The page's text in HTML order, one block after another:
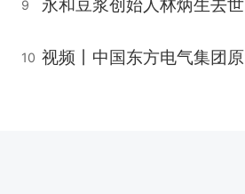
9 永和豆浆创始人林炳生去世
10